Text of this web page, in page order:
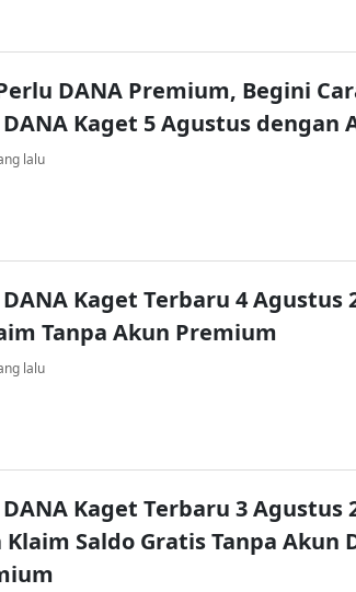
DANA Premium, Begini
Kaget 5 Agustus dengan
lalu
Kaget Terbaru 4 Agustus
Tanpa Akun Premium
lalu
Kaget Terbaru 3 Agustus
Klaim Saldo Gratis Tanpa Akun